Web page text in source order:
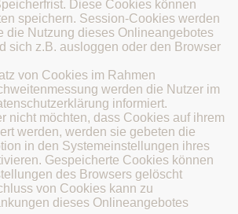
Diese Cookies können
speichern. Session-Cookies werden
die Nutzung dieses Onlineangebotes
sich z.B. ausloggen oder den Browser
von Cookies im Rahmen
werden die Nutzer im
informiert.
nicht möchten, dass Cookies auf ihrem
werden, werden sie gebeten die
in den Systemeinstellungen ihres
Gespeicherte Cookies können
des Browsers gelöscht
von Cookies kann zu
dieses Onlineangebotes